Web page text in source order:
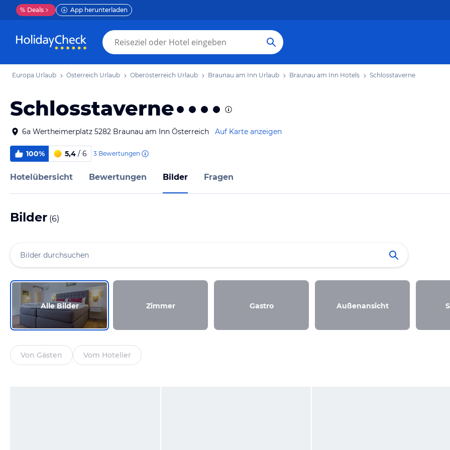
% Deals App herunterladen
Europa Urlaub Österreich Urlaub Oberösterreich Urlaub Braunau am Inn Urlaub Braunau am Inn Hotels Schlosstaverne
Schlosstaverne
6a Wertheimerplatz 5282 Braunau am Inn Österreich Auf Karte anzeigen
100% 5,4 / 6 3 Bewertungen
Hotelübersicht Bewertungen Bilder Fragen
Bilder (6)
Alle Bilder Zimmer Gastro Außenansicht
Von Gästen Vom Hotelier